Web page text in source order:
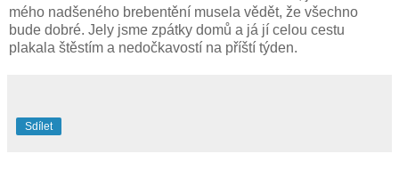
mého nadšeného brebentění musela vědět, že všechno
bude dobré. Jely jsme zpátky domů a já jí celou cestu
plakala štěstím a nedočkavostí na příští týden.
Sdílet